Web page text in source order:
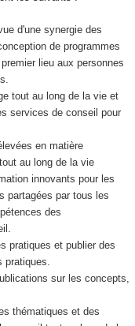
d'une synergie des
de programmes
lieu aux personnes
tout au long de la vie et
services de conseil pour
en matière
au long de la vie
innovants pour les
partagées par tous les
des
pratiques et publier des
sur les concepts,
thématiques et des